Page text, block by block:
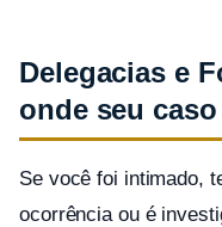
Delegacias e
onde seu
Se você foi intimado,
ocorrência ou é